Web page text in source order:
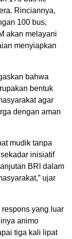
Rinciannya,
100 bus,
akan melayani
menyiapkan
bahwa
bentuk
agar
dengan aman
mudik tanpa
inisiatif
BRI dalam
ujar
yang luar
animo
tiga kali lipat